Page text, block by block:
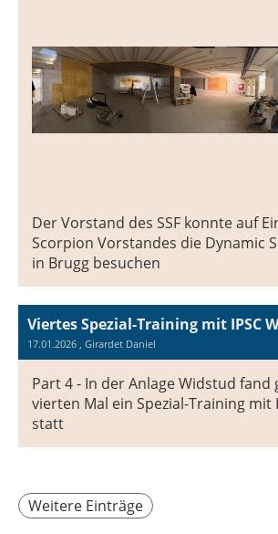
Der Vorstand des SSF konnte auf
Scorpion Vorstandes die Dynamic
in Brugg besuchen
17.01.2026 , Girardet Daniel
Part 4 - In der Anlage Widstud fand
vierten Mal ein Spezial-Training mit
statt
Weitere Einträge